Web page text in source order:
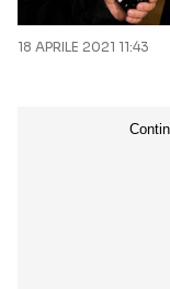
18 APRILE 2021 11:43